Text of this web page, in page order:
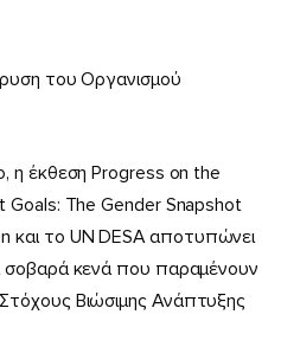
του Οργανισμού
η έκθεση Progress on the
The Gender Snapshot
και το UN DESA αποτυπώνει
σοβαρά κενά που παραμένουν
Βιώσιμης Ανάπτυξης